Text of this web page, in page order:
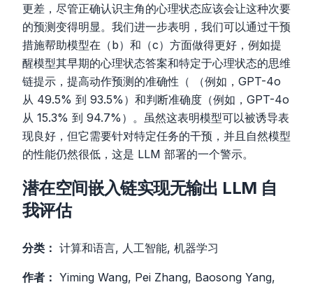
更差，尽管正确认识主角的心理状态应该会让这种次要
的预测变得明显。我们进一步表明，我们可以通过干预
措施帮助模型在（b）和（c）方面做得更好，例如提
醒模型其早期的心理状态答案和特定于心理状态的思维
链提示，提高动作预测的准确性（ （例如，GPT-4o
从 49.5% 到 93.5%）和判断准确度（例如，GPT-4o
从 15.3% 到 94.7%）。虽然这表明模型可以被诱导表
现良好，但它需要针对特定​​任务的干预，并且自然模型
的性能仍然很低，这是 LLM 部署的一个警示。
潜在空间嵌入链实现无输出 LLM 自
我评估
分类： 计算和语言, 人工智能, 机器学习
作者： Yiming Wang, Pei Zhang, Baosong Yang,